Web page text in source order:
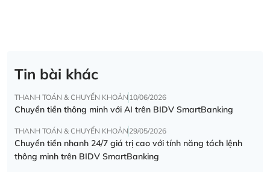
Tin bài khác
THANH TOÁN & CHUYỂN KHOẢN 10/06/2026
Chuyển tiền thông minh với AI trên BIDV SmartBanking
THANH TOÁN & CHUYỂN KHOẢN 29/05/2026
Chuyển tiền nhanh 24/7 giá trị cao với tính năng tách lệnh
thông minh trên BIDV SmartBanking